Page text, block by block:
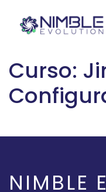
Curso:
NIMBLE